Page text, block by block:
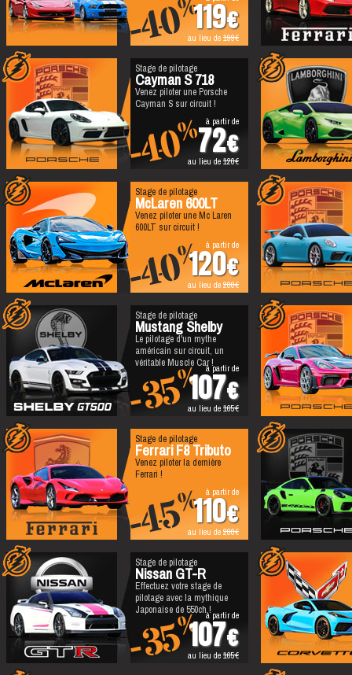
-40%119
au lieu de199
-40%
Stage de pilotage
Cayman S 718
Venez piloter une Porsche
Cayman S sur circuit !
à partir de
72
au lieu de120
-40%
Stage de pilotage
McLaren 600LT
Venez piloter une Mc Laren
600LT sur circuit !
à partir de
120
au lieu de200
-35%
Stage de pilotage
Mustang Shelby
Le pilotage d'un mythe
américain sur circuit, un
véritable Muscle Car !à partir de
107
au lieu de165
-45%
Stage de pilotage
Ferrari F8 Tributo
Venez piloter la dernière
Ferrari !
à partir de
110
au lieu de200
-35%
Stage de pilotage
Nissan GT-R
Effectuez votre stage de
pilotage avec la mythique
Japonaise de 550ch !à partir de
107
au lieu de165